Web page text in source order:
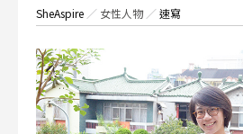
SheAspire ／ 女性人物／速寫